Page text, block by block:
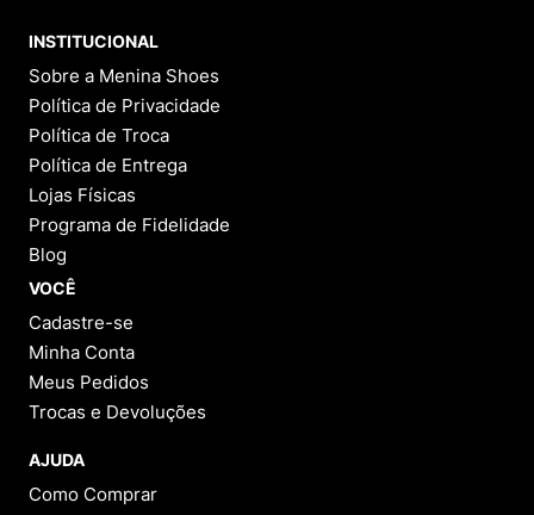
INSTITUCIONAL
Sobre a Menina Shoes
Política de Privacidade
Política de Troca
Política de Entrega
Lojas Físicas
Programa de Fidelidade
Blog
VOCÊ
Cadastre-se
Minha Conta
Meus Pedidos
Trocas e Devoluções
AJUDA
Como Comprar